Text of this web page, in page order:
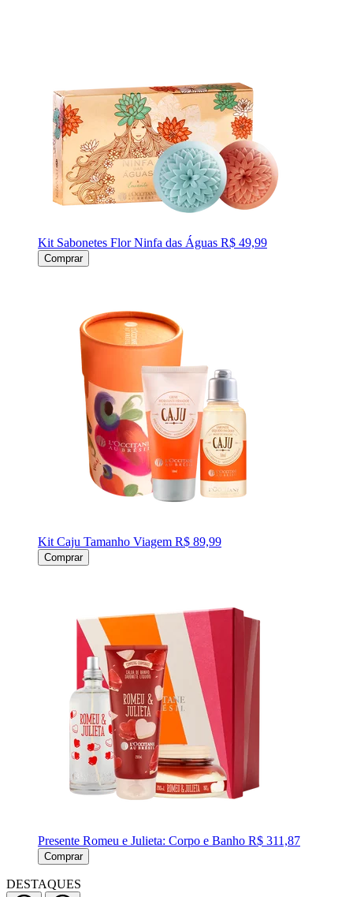
Kit Sabonetes Flor Ninfa das Águas R$ 49,99
Comprar
Kit Caju Tamanho Viagem R$ 89,99
Comprar
Presente Romeu e Julieta: Corpo e Banho R$ 311,87
Comprar
DESTAQUES